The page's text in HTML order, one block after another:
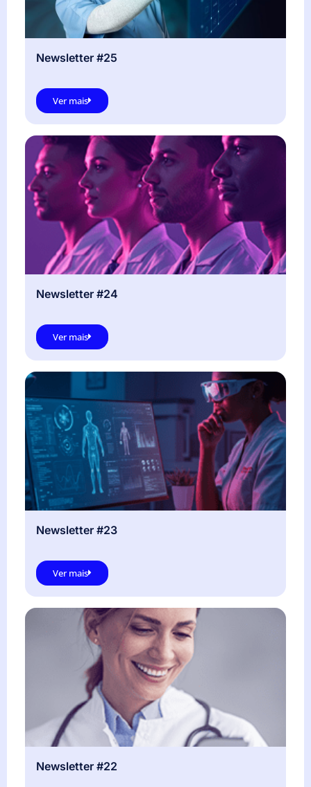
Newsletter #25
Ver mais
Newsletter #24
Ver mais
Newsletter #23
Ver mais
Newsletter #22